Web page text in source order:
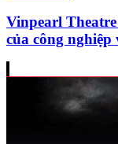
Vinpearl
của công nghiệp